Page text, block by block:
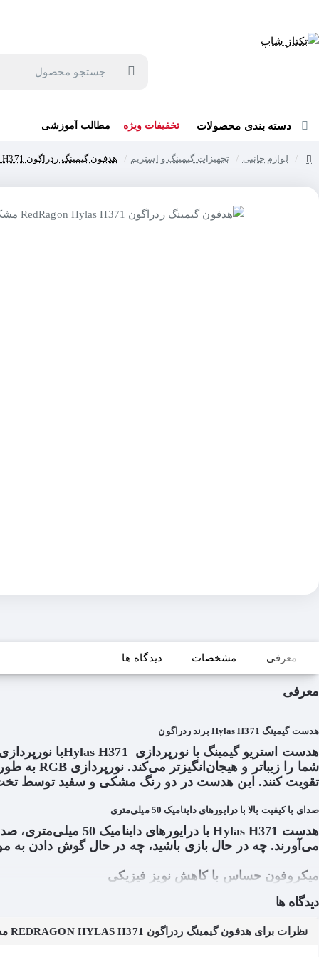
دسته بندی محصولات تخفیفات ویژه مطالب آموزشی
لوازم جانبی تجهیزات گیمینگ و استریم هدفون گیمینگ ردراگون RedRagon Hylas H371 مشکی
معرفی مشخصات دیدگاه ها
معرفی
هدست گیمینگ Hylas H371 برند ردراگون
هدست استریو گیمینگ با نورپردازی Hylas H371با نورپردازی
شما را زیباتر و هیجان‌انگیزتر می‌کند. نورپردازی RGBبه
تقویت کنند. این هدست در دو رنگ مشکی و سفید توسط
صدای با کیفیت بالا با درایورهای داینامیک 50 میلی‌متری
هدست Hylas H371
با درایورهای
می‌آورند. چه در حال بازی باشید، چه در حال گوش دادن
میکروفون حساس با کاهش نویز فیزیکی
کنید و ارتباط بهتری داشته باشید. این ویژگی به شما اطمینان می‌دهد که صدای شما
پین طلایی 3.5 میلی‌متری برای عملکرد صوتی برتر
دیدگاه ها
نظرات برای هدفون گیمینگ ردراگون REDRAGON HYLAS H371 مشکی